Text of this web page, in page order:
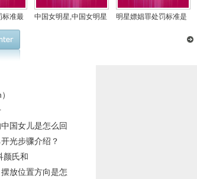
标准最
处
中国女明星,中国女明星
明星嫖娼罪处罚标准是
国女儿是怎么回
光步骤介绍？
颜氏和
放位置方向是怎